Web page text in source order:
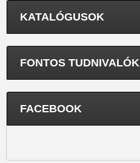
KATALÓGUSOK
FONTOS TUDNIVALÓK
FACEBOOK